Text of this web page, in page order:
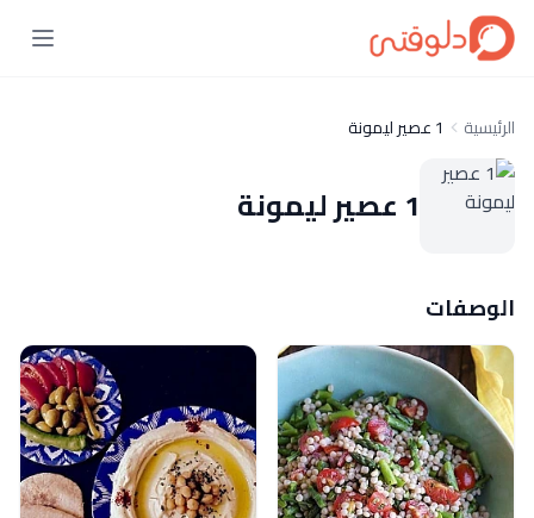
الرئيسية 1 عصير ليمونة
1 عصير ليمونة
الوصفات